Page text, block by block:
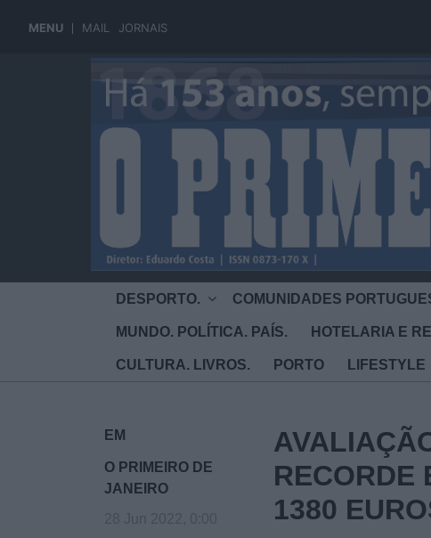
MENU MAIL JORNAIS
DESPORTO. COMUNIDADES
MUNDO. POLÍTICA. PAÍS. HOTELARIA E
CULTURA. LIVROS. PORTO LIFESTYLE
EM
O PRIMEIRO DE
JANEIRO
RECORDE
1380